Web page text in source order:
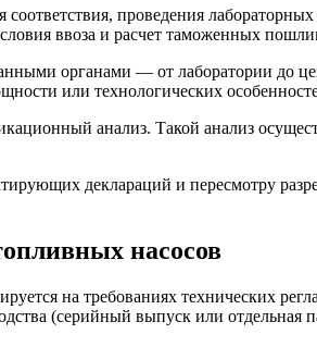
проведения
ввоза и расчет таможенных
органами — от лаборатории до
или технологических
анализ. Такой анализ
деклараций и пересмотру
насосов
на требованиях технических
(серийный выпуск или отдельная